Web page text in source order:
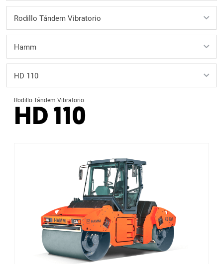
Rodillo Tándem Vibratorio
HD 110